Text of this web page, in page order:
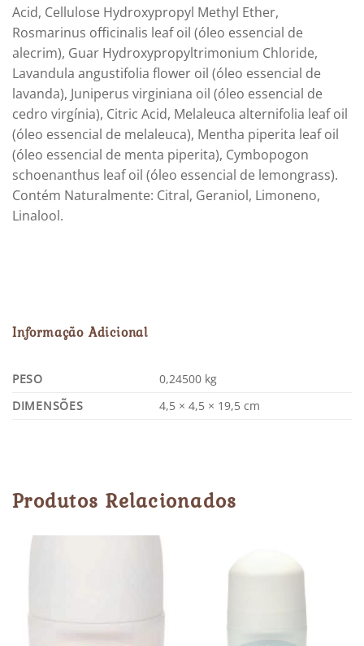
Acid, Cellulose Hydroxypropyl Methyl Ether,
Rosmarinus officinalis leaf oil (óleo essencial de
alecrim), Guar Hydroxypropyltrimonium Chloride,
Lavandula angustifolia flower oil (óleo essencial de
lavanda), Juniperus virginiana oil (óleo essencial de
cedro virgínia), Citric Acid, Melaleuca alternifolia leaf oil
(óleo essencial de melaleuca), Mentha piperita leaf oil
(óleo essencial de menta piperita), Cymbopogon
schoenanthus leaf oil (óleo essencial de lemongrass).
Contém Naturalmente: Citral, Geraniol, Limoneno,
Linalool.
Informação Adicional
PESO
0,24500 kg
DIMENSÕES
4,5 × 4,5 × 19,5 cm
Produtos Relacionados